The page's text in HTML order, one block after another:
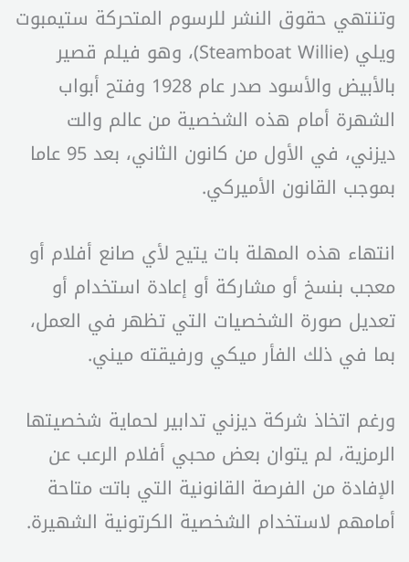
وتنتهي حقوق النشر للرسوم المتحركة ستيمبوت
ويلي (Steamboat Willie)، وهو فيلم قصير
بالأبيض والأسود صدر عام 1928 وفتح أبواب
الشهرة أمام هذه الشخصية من عالم والت
ديزني، في الأول من كانون الثاني، بعد 95 عاما
بموجب القانون الأميركي.
انتهاء هذه المهلة بات يتيح لأي صانع أفلام أو
معجب بنسخ أو مشاركة أو إعادة استخدام أو
تعديل صورة الشخصيات التي تظهر في العمل،
بما في ذلك الفأر ميكي ورفيقته ميني.
ورغم اتخاذ شركة ديزني تدابير لحماية شخصيتها
الرمزية، لم يتوان بعض محبي أفلام الرعب عن
الإفادة من الفرصة القانونية التي باتت متاحة
أمامهم لاستخدام الشخصية الكرتونية الشهيرة.